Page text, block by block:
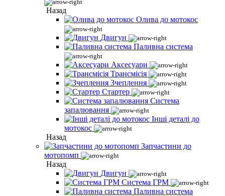
Назад
Олива до мотокос
Двигун
Паливна система
Аксесуари
Трансмісія
Зчеплення
Стартер
Система
запалювання
Інші деталі до
мотокос
Назад
Запчастини до
мотопомп
Назад
Двигун
Система ГРМ
Паливна система